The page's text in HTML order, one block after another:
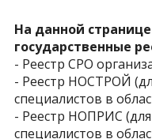
На данной
государственные
- Реестр СРО
- Реестр НОСТРОЙ
специалистов в
- Реестр НОПРИС
специалистов в